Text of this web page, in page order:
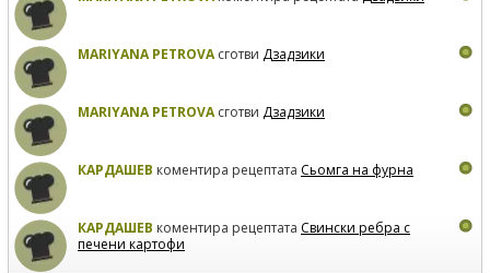
MARIYANA PETROVAсготви Дзадзики
MARIYANA PETROVAсготви Дзадзики
КАРДАШЕВ коментира рецептата Сьомга на фурна
КАРДАШЕВ коментира рецептата Свински ребра с
печени картофи